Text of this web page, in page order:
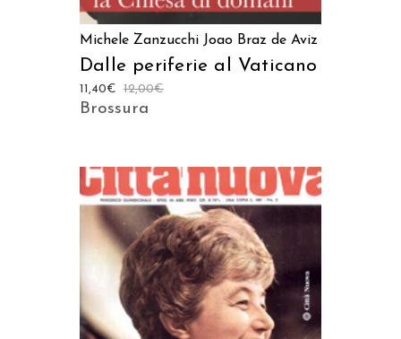
Michele Zanzucchi Joao Braz de Aviz
Dalle periferie al Vaticano
12,00€
11,40€
Brossura